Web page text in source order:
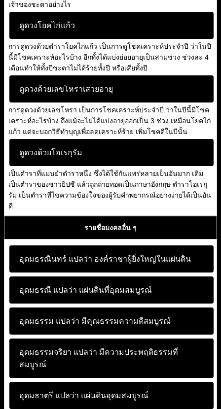
เจ้าของชะตาอย่างไร
ดูดวงโยคไก่แก้ว
การดูดวงด้วยตำราโยคไก่แก้ว เป็นการดูโชคเคราะห์ประจำปี ว่าในปี
นี้มีโชคเคราะห์อะไรบ้าง อีกทั้งได้แบ่งย่อยอายุเป็นสามช่วง ช่วงละ 4
เดือนทำให้ทั้งปีชะตาไม่ได้ร้ายทั้งปี หรือเสียทั้งปี
ดูดวงด้วยเลขโหราเสวยอายุ
การดูดวงด้วยเลขโหรา เป็นการโชคเคราะห์ประจำปี ว่าในปีนี้มีโชค
เคราะห์อะไรบ้าง ถึงแม้จะไม่ได้แบ่งอายุออกเป็น 3 ช่วง เหมือนโยคไก่
แก้ว แต่จะบอกวิธีทำบุญเพื่อลดเคราะห์ร้าย เพิ่มโชคดีในปีนั้น
ดูดวงด้วยโอเรกุรัม
เป็นตำราที่แม่นยำตำราหนึ่ง ซึ่งได้ใช้กันแพร่หลายเป็นอันมาก เดิม
เป็นตำราของชาวยิปซี แล้วถูกถ่ายทอดเป็นภาษาอังกฤษ ตำราโอเรกุ
รัม เป็นตำราที่ไขความข้องใจของผู้รับคำพยากรณ์อย่างง่ายได้เป็นอัน
ดี
รายชื่อมงคลอื่น ๆ
อุดมธรณินทร์ แปลว่า องค์ราชาผู้ยิ่งใหญ่ในแผ่นดิน
อุดมธรณี แปลว่า แผ่นดินที่อุดมสมบูรณ์
อุดมธรรม แปลว่า มีคุณธรรมความดีสมบูรณ์
อุดมธรรมจริยา แปลว่า มีความประพฤติธรรมที่
สมบูรณ์
อุดมธาตรี แปลว่า แผ่นดินอุดมสมบูรณ์